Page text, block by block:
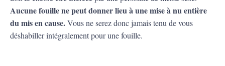
Aucune fouille ne peut donner lieu à une mise à nu entière
du mis en cause.Vous ne serez donc jamais tenu de vous
déshabiller intégralement pour une fouille.